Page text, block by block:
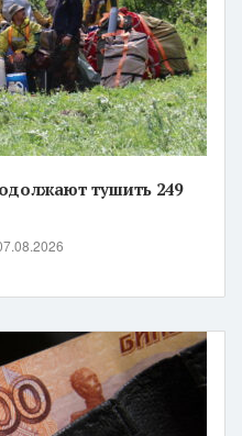
тушить 249